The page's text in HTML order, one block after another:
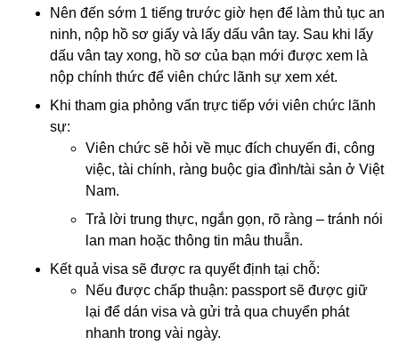
Nên đến sớm 1 tiếng trước giờ hẹn để làm thủ tục an
ninh, nộp hồ sơ giấy và lấy dấu vân tay. Sau khi lấy
dấu vân tay xong, hồ sơ của bạn mới được xem là
nộp chính thức để viên chức lãnh sự xem xét.
Khi tham gia phỏng vấn trực tiếp với viên chức lãnh
sự:
Viên chức sẽ hỏi về mục đích chuyến đi, công
việc, tài chính, ràng buộc gia đình/tài sản ở Việt
Nam.
Trả lời trung thực, ngắn gọn, rõ ràng – tránh nói
lan man hoặc thông tin mâu thuẫn.
Kết quả visa sẽ được ra quyết định tại chỗ:
Nếu được chấp thuận: passport sẽ được giữ
lại để dán visa và gửi trả qua chuyển phát
nhanh trong vài ngày.